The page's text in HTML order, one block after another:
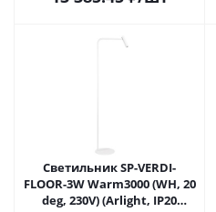
Светильник SP-VERDI-
FLOOR-3W Warm3000 (WH, 20
deg, 230V) (Arlight, IP20